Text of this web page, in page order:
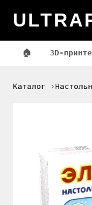
🏠 3D-
Каталог